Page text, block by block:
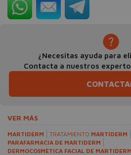
¿Necesitas ayuda para
Contacta a nuestros
VER MÁS
MARTIDERM TRATAMIENTO MARTIDERM
PARAFARMACIA DE MARTIDERM
DERMOCOSMÉTICA FACIAL DE MARTIDERM